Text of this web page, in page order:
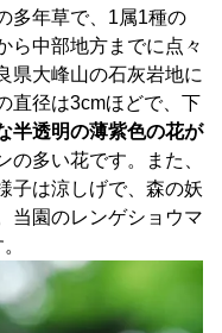
多年草で、1属1種の
ら中部地方までに点々
県大峰山の石灰岩地に
直径は3cmほどで、下
半透明の薄紫色の花が
の多い花です。また、
子は涼しげで、森の妖
当園のレンゲショウマ